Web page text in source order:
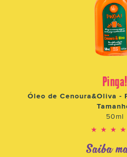
Pinga!
Óleo de Cenoura&Oliva -
50ml
Saiba